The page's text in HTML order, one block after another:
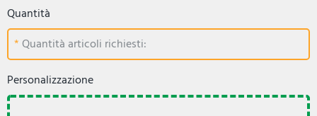
Quantità
Quantità articoli richiesti:
Personalizzazione